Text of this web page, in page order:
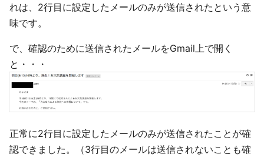
れは、2行目に設定したメールのみが送信されたという意
味です。
で、確認のために送信されたメールをGmail上で開く
と・・・
正常に2行目に設定したメールのみが送信されたことが確
認できました。（3行目のメールは送信されないことも確